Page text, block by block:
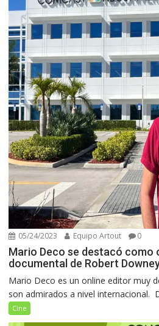
05/24/2023 Equipo Artout 0
Mario Deco se destacó como
documental de Robert
Mario Deco es un online editor muy
son admirados a nivel internacional.
Cine